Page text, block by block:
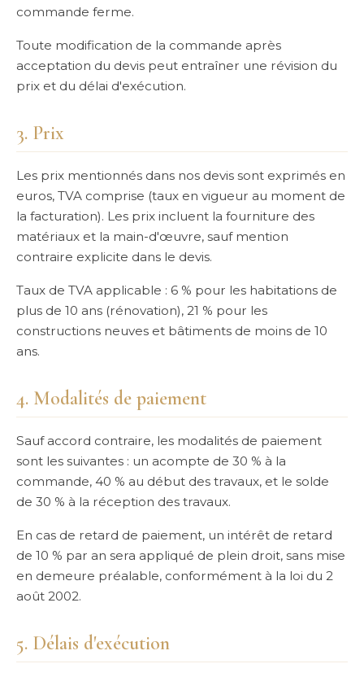
commande ferme.
Toute modification de la commande après
acceptation du devis peut entraîner une révision du
prix et du délai d'exécution.
3. Prix
Les prix mentionnés dans nos devis sont exprimés en
euros, TVA comprise (taux en vigueur au moment de
la facturation). Les prix incluent la fourniture des
matériaux et la main-d'œuvre, sauf mention
contraire explicite dans le devis.
Taux de TVA applicable : 6 % pour les habitations de
plus de 10 ans (rénovation), 21 % pour les
constructions neuves et bâtiments de moins de 10
ans.
4. Modalités de paiement
Sauf accord contraire, les modalités de paiement
sont les suivantes : un acompte de 30 % à la
commande, 40 % au début des travaux, et le solde
de 30 % à la réception des travaux.
En cas de retard de paiement, un intérêt de retard
de 10 % par an sera appliqué de plein droit, sans mise
en demeure préalable, conformément à la loi du 2
août 2002.
5. Délais d'exécution